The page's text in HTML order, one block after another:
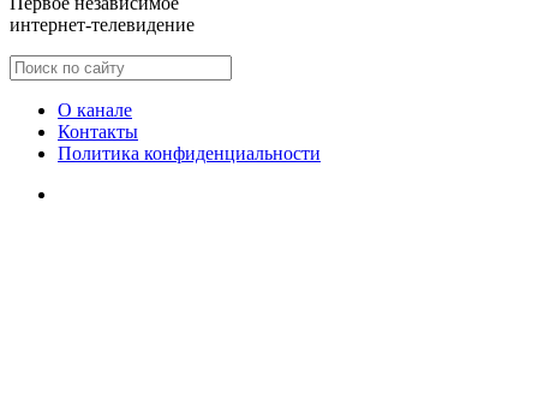
интернет-телевидение
О канале
Контакты
Политика конфиденциальности